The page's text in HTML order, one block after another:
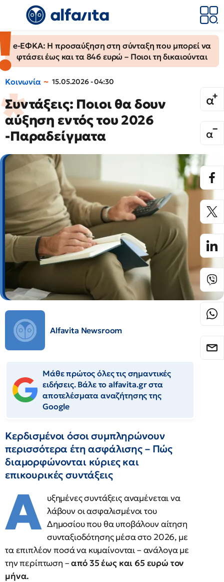
e-ΕΦΚΑ: Η προσαύξηση στη σύνταξη που μπορεί να
φτάσει έως και τα 846 ευρώ – Ποιοι τη δικαιούνται
Κοινωνία 15.05.2026 - 04:30
Συντάξεις: Ποιοι θα δουν
αύξηση εντός του 2026
-Παραδείγματα
Alfavita Newsroom
Μάθε πρώτος όλες τις σημαντικές
ειδήσεις. Βάλε το alfavita.gr στα
αποτελέσματα αναζήτησης της
Google
Κερδισμένοι όσοι συμπληρώνουν
περισσότερα έτη ασφάλισης – Πώς
διαμορφώνονται κύριες και
επικουρικές συντάξεις
Α υξημένες συντάξεις αναμένεται να
λάβουν οι ασφαλισμένοι του
Δημοσίου που θα υποβάλουν αίτηση
συνταξιοδότησης μέσα στο 2026, με
τα επιπλέον ποσά να κυμαίνονται – ανάλογα με
την περίπτωση –από 35 έως και 65 ευρώ τον
μήνα.